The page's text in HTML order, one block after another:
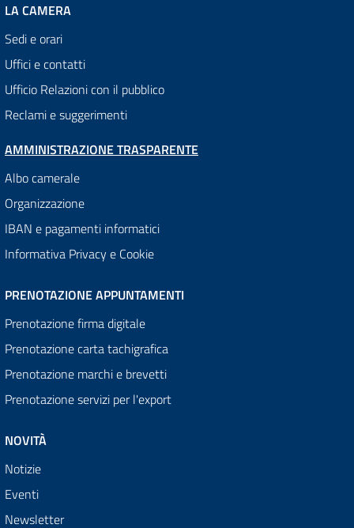
LA CAMERA
Sedi e orari
Uffici e contatti
Ufficio Relazioni con il pubblico
Reclami e suggerimenti
AMMINISTRAZIONE TRASPARENTE
Albo camerale
Organizzazione
IBAN e pagamenti informatici
Informativa Privacy e Cookie
PRENOTAZIONE APPUNTAMENTI
Prenotazione firma digitale
Prenotazione carta tachigrafica
Prenotazione marchi e brevetti
Prenotazione servizi per l'export
NOVITÀ
Notizie
Eventi
Newsletter